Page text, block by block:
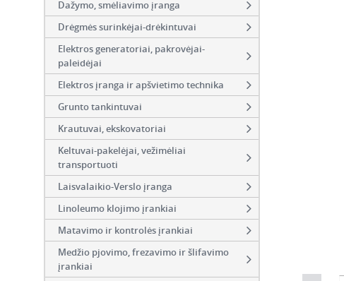
Dažymo, smėliavimo įranga
Drėgmės surinkėjai-drėkintuvai
Elektros generatoriai, pakrovėjai-
paleidėjai
Elektros įranga ir apšvietimo technika
Grunto tankintuvai
Krautuvai, ekskovatoriai
Keltuvai-pakelėjai, vežimėliai
transportuoti
Laisvalaikio-Verslo įranga
Linoleumo klojimo įrankiai
Matavimo ir kontrolės įrankiai
Medžio pjovimo, frezavimo ir šlifavimo
įrankiai